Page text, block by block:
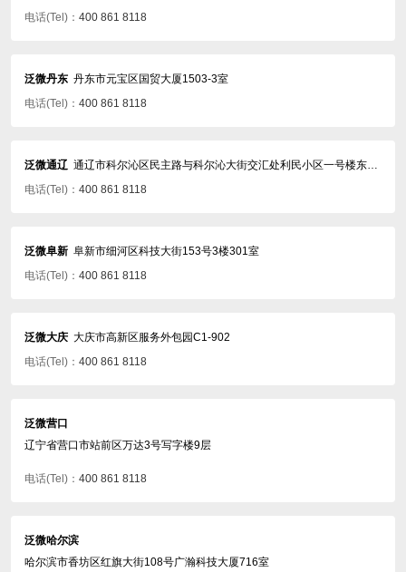
电话(Tel)： 400 861 8118
泛微丹东 丹东市元宝区国贸大厦1503-3室
电话(Tel)： 400 861 8118
泛微通辽 通辽市科尔沁区民主路与科尔沁大街交汇处利民小区一号楼东单元六楼西户
电话(Tel)： 400 861 8118
泛微阜新 阜新市细河区科技大街153号3楼301室
电话(Tel)： 400 861 8118
泛微大庆 大庆市高新区服务外包园C1-902
电话(Tel)： 400 861 8118
泛微营口
辽宁省营口市站前区万达3号写字楼9层
电话(Tel)： 400 861 8118
泛微哈尔滨
哈尔滨市香坊区红旗大街108号广瀚科技大厦716室